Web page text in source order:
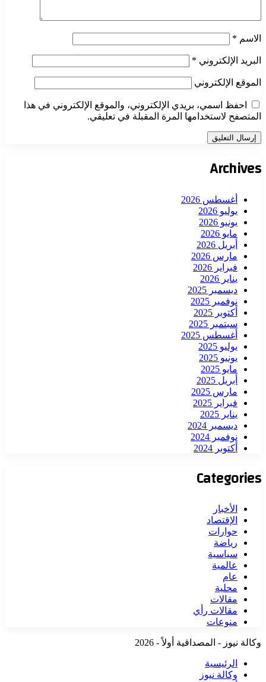
الاسم *
البريد الإلكتروني *
الموقع الإلكتروني
احفظ اسمي، بريدي الإلكتروني، والموقع الإلكتروني في هذا
المتصفح لاستخدامها المرة المقبلة في تعليقي.
Archives
أغسطس 2026
يوليو 2026
يونيو 2026
مايو 2026
أبريل 2026
مارس 2026
فبراير 2026
يناير 2026
ديسمبر 2025
نوفمبر 2025
أكتوبر 2025
سبتمبر 2025
أغسطس 2025
يوليو 2025
يونيو 2025
مايو 2025
أبريل 2025
مارس 2025
فبراير 2025
يناير 2025
ديسمبر 2024
نوفمبر 2024
أكتوبر 2024
Categories
الأخبار
الإقتصاد
حوارات
رياضة
سياسية
عالمية
عام
محلية
مقالات
مقالات رأي
منوعات
وكالة نيوز - المصداقية أولاً - 2026
الرئيسية
وكالة نيوز